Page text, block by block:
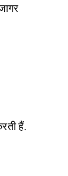
हैं.